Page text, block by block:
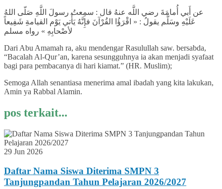
عن أَبي أُمامَةَ رضي اللَّه عنهُ قال : سمِعتُ رسولَ اللَّهِ صَلّى اللهُ
عَلَيْهِ وسَلَّم يقولُ : « اقْرَؤُا القُرْآنَ فإِنَّهُ يَأْتي يَوْم القيامةِ شَفِيعاً
لأصْحابِهِ » رواه مسلم
Dari Abu Amamah ra, aku mendengar Rasulullah saw. bersabda,
“Bacalah Al-Qur’an, karena sesungguhnya ia akan menjadi syafaat
bagi para pembacanya di hari kiamat.” (HR. Muslim);
Semoga Allah senantiasa menerima amal ibadah yang kita lakukan,
Amin ya Rabbal Alamin.
pos terkait...
29 Jun 2026
Daftar Nama Siswa Diterima SMPN 3
Tanjungpandan Tahun Pelajaran 2026/2027